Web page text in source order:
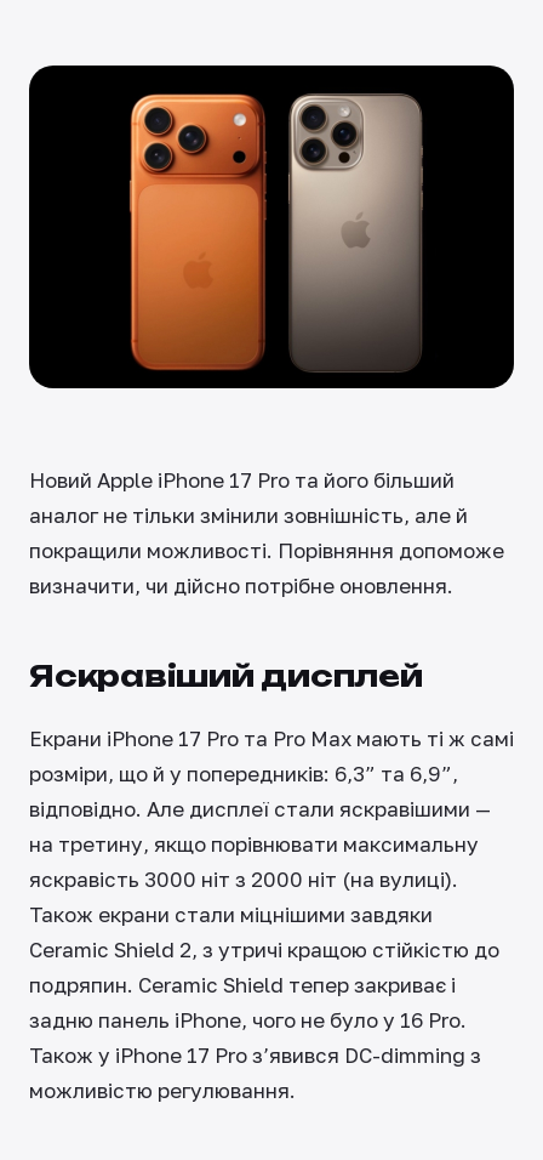
Новий Apple iPhone 17 Pro та його більший
аналог не тільки змінили зовнішність, але й
покращили можливості. Порівняння допоможе
визначити, чи дійсно потрібне оновлення.
Яскравіший дисплей
Екрани iPhone 17 Pro та Pro Max мають ті ж самі
розміри, що й у попередників: 6,3” та 6,9”,
відповідно. Але дисплеї стали яскравішими —
на третину, якщо порівнювати максимальну
яскравість 3000 ніт з 2000 ніт (на вулиці).
Також екрани стали міцнішими завдяки
Ceramic Shield 2, з утричі кращою стійкістю до
подряпин. Ceramic Shield тепер закриває і
задню панель iPhone, чого не було у 16 ​​Pro.
Також у iPhone 17 Pro з’явився DC-dimming з
можливістю регулювання.